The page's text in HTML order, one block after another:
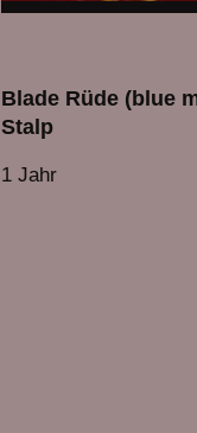
Blade Rüde (blue
Stalp
1 Jahr